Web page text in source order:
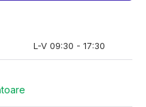
L-V 09:30 - 17:30